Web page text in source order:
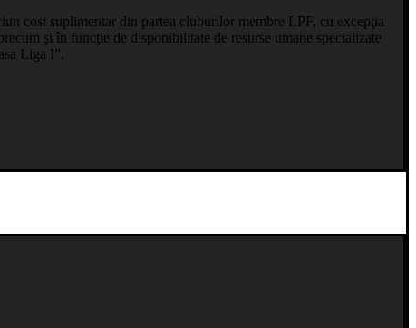
cost suplimentar din partea cluburilor membre LPF, cu excepţia
şi în funcţie de disponibilitate de resurse umane specializate
Liga I”.